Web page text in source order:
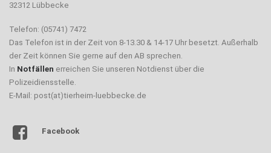
32312 Lübbecke
Telefon: (05741) 7472
Das Telefon ist in der Zeit von 8-13.30 & 14-17 Uhr besetzt. Außerhalb
der Zeit können Sie gerne auf den AB sprechen.
In Notfällen erreichen Sie unseren Notdienst über die
Polizeidiensstelle.
E-Mail: post(at)tierheim-luebbecke.de
Facebook